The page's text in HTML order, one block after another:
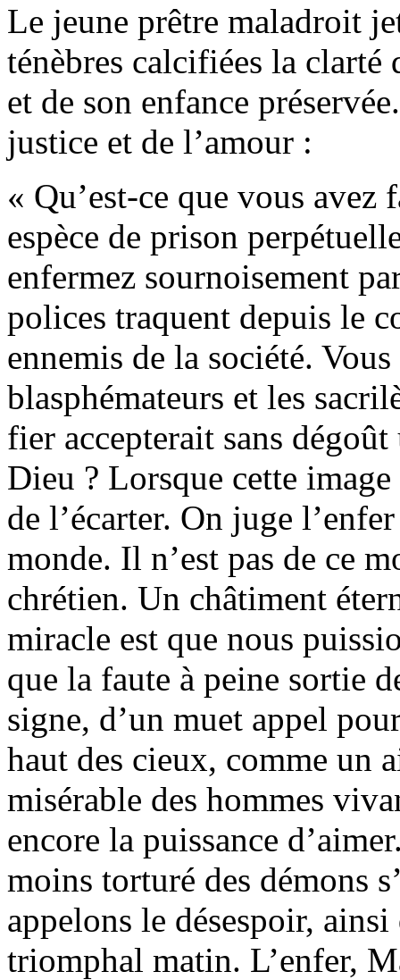
Le jeune prêtre maladroit
ténèbres calcifiées la clarté
et de son enfance
justice et de l’amour :
« Qu’est-ce que vous avez
espèce de prison
enfermez sournoisement
polices traquent depuis le
ennemis de la société.
blasphémateurs et les
fier accepterait sans
Dieu ? Lorsque cette
de l’écarter. On juge
monde. Il n’est pas de ce
chrétien. Un châtiment
miracle est que nous
que la faute à peine sortie
signe, d’un muet appel
haut des cieux, comme un
misérable des hommes
encore la puissance
moins torturé des démons
appelons le désespoir,
triomphal matin. L’enfer,